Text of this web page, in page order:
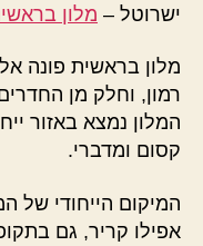
ישרוטל – מלון
מלון בראשית פונה
רמון, וחלק מן
המלון נמצא באזור
קסום ומדברי.
המיקום הייחודי של
אפילו קריר, גם